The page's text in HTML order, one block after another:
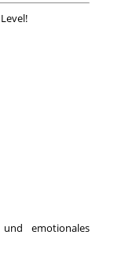
emotionales